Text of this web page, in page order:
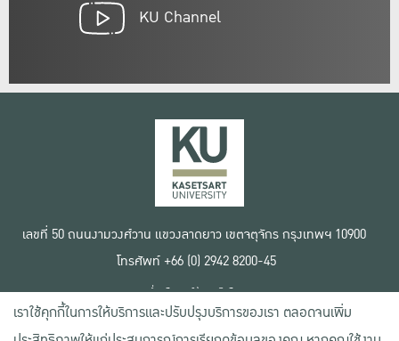
KU Channel
เลขที่ 50 ถนนงามวงศ์วาน แขวงลาดยาว เขตจตุจักร กรุงเทพฯ 10900
โทรศัพท์ +66 (0) 2942 8200-45
เงื่อนไขการใช้งานเว็บไซต์
ข้อตกลงด้านสิทธิ์ใช้งาน
นโยบายความเป็นส่วนตัว
เราใช้คุกกี้ในการให้บริการและปรับปรุงบริการของเรา ตลอดจนเพิ่ม